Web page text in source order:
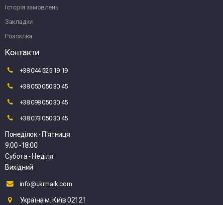
Історія замовлень
Закладки
Розсилка
Контакти
+38 044 525 19 19
+38 050 050 30 45
+38 098 050 30 45
+38 073 050 30 45
Понеділок - П'ятниця
9:00 -18:00
Субота - Неділя
Вихідний
info@ukrmark.com
Україна м. Київ 02121